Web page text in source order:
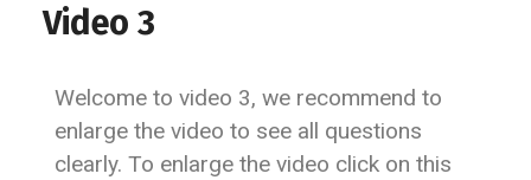
Video 3
Welcome to video 3, we recommend to
enlarge the video to see all questions
clearly. To enlarge the video click on this